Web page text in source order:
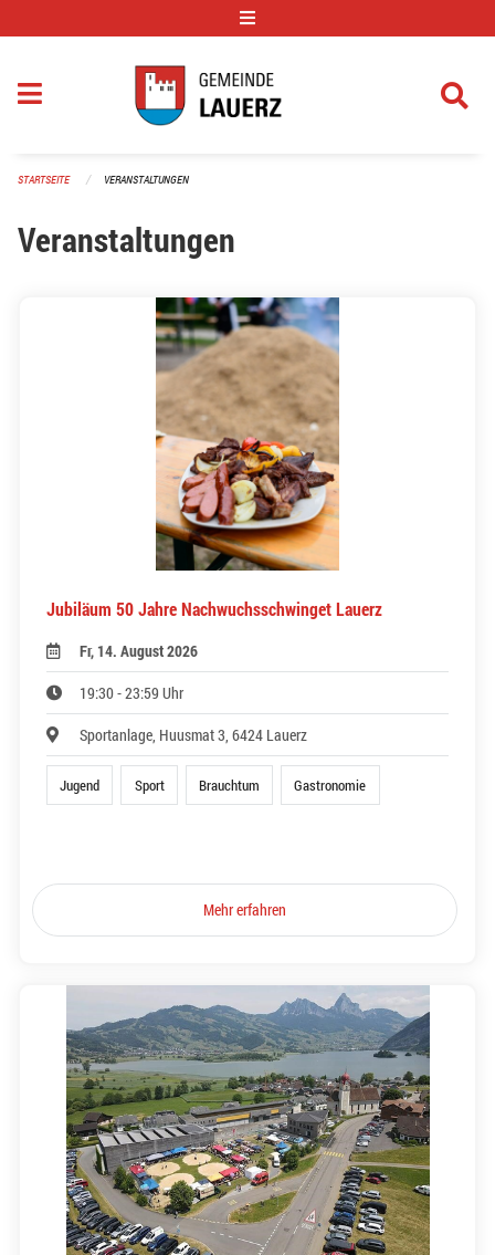
STARTSEITE VERANSTALTUNGEN
Veranstaltungen
Jubiläum 50 Jahre Nachwuchsschwinget Lauerz
Fr, 14. August 2026
19:30 - 23:59 Uhr
Sportanlage, Huusmat 3, 6424 Lauerz
Jugend Sport Brauchtum Gastronomie
Mehr erfahren